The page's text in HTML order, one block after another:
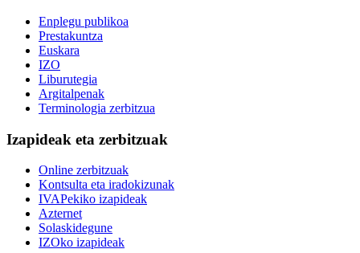
Enplegu publikoa
Prestakuntza
Euskara
IZO
Liburutegia
Argitalpenak
Terminologia zerbitzua
Izapideak eta zerbitzuak
Online zerbitzuak
Kontsulta eta iradokizunak
IVAPekiko izapideak
Azternet
Solaskidegune
IZOko izapideak